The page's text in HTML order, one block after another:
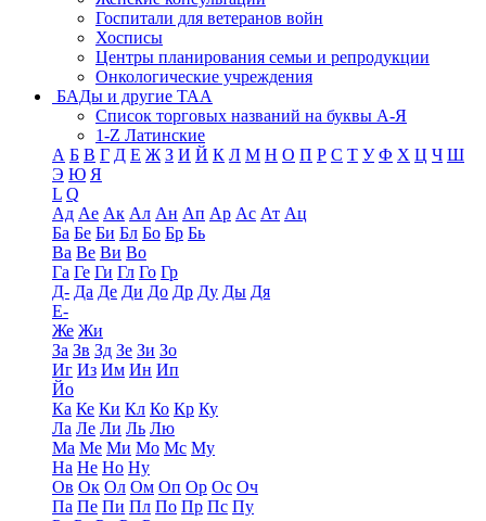
Госпитали для ветеранов войн
Хосписы
Центры планирования семьи и репродукции
Онкологические учреждения
БАДы и другие ТАА
Список торговых названий на буквы А-Я
1-Z Латинские
А Б В Г Д Е Ж З И Й К Л М Н О П Р С Т У Ф Х Ц Ч Ш
Э Ю Я
L Q
Ад Ае Ак Ал Ан Ап Ар Ас Ат Ац
Ба Бе Би Бл Бо Бр Бь
Ва Ве Ви Во
Га Ге Ги Гл Го Гр
Д- Да Де Ди До Др Ду Ды Дя
Е-
Же Жи
За Зв Зд Зе Зи Зо
Иг Из Им Ин Ип
Йо
Ка Ке Ки Кл Ко Кр Ку
Ла Ле Ли Ль Лю
Ма Ме Ми Мо Мс Му
На Не Но Ну
Ов Ок Ол Ом Оп Ор Ос Оч
Па Пе Пи Пл По Пр Пс Пу